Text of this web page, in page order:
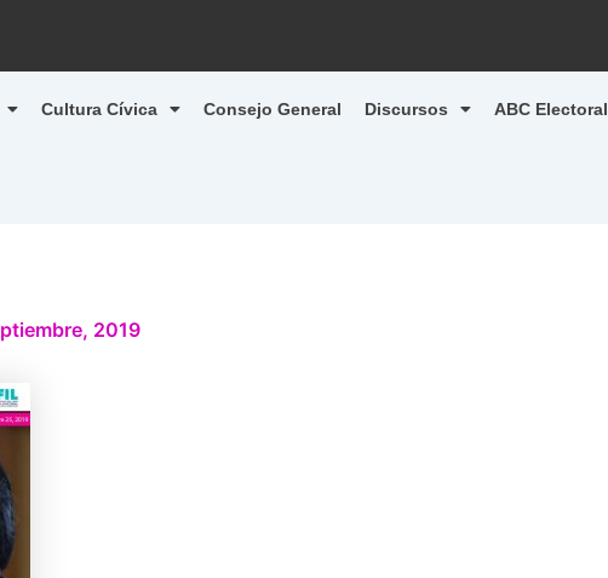
Cultura Cívica Consejo General Discursos ABC Electoral
2019